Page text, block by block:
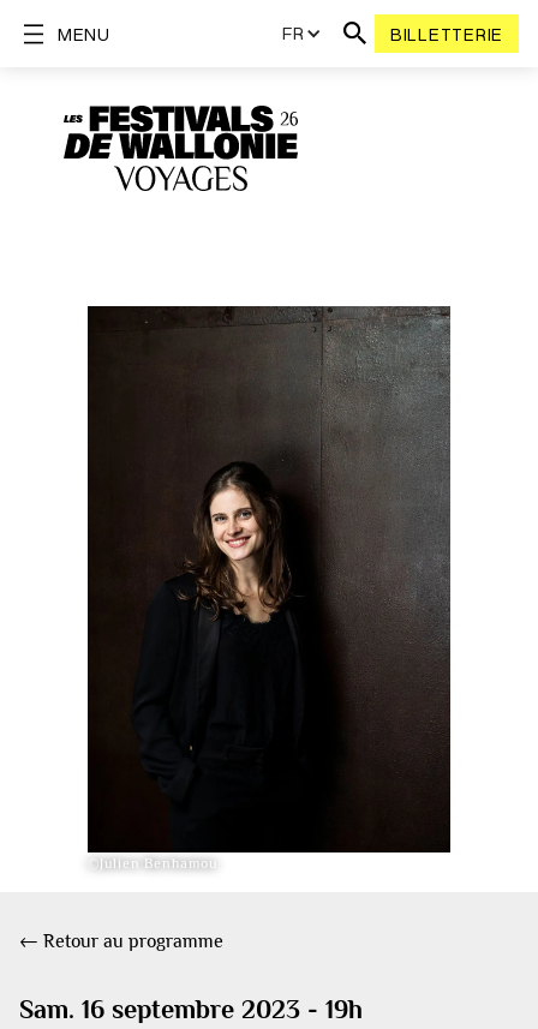
FR BILLETTERIE
MENU
©Julien Benhamou
← Retour au programme
Sam. 16 septembre 2023 - 19h